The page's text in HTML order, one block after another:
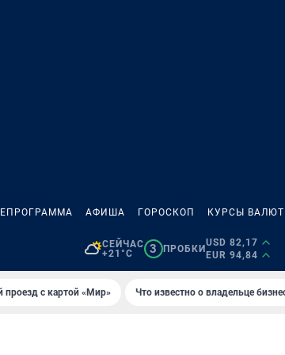
АФИША ГОРОСКОП КУРСЫ ВАЛЮТ
СЕЙЧАС
+21°C
3 ПРОБКИ
USD 82,17
EUR 94,84
проезд с картой «Мир» Что известно о владельце